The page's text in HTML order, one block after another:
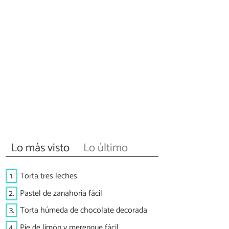
Lo más visto Lo último
1. Torta tres leches
2. Pastel de zanahoria fácil
3. Torta húmeda de chocolate decorada